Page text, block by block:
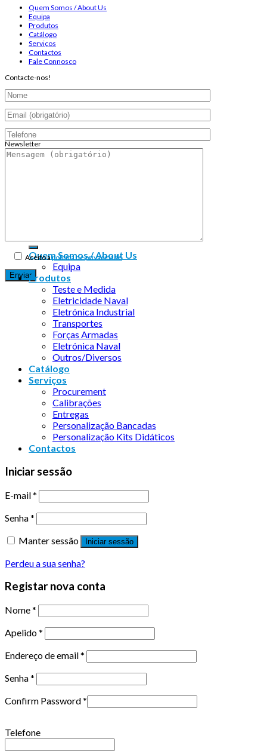
Quem Somos / About Us
Equipa
Produtos
Catálogo
Serviços
Contactos
Fale Connosco
Contacte-nos!
Aceito apolítica de privacidade
Newsletter
Endereço de email:
Quem Somos / About Us
Equipa
Produtos
Teste e Medida
Eletricidade Naval
Eletrónica Industrial
Transportes
Forças Armadas
Eletrónica Naval
Outros/Diversos
Catálogo
Serviços
Procurement
Calibrações
Entregas
Personalização Bancadas
Personalização Kits Didáticos
Contactos
Iniciar sessão
E-mail*
Senha*
Manter sessão
Iniciar sessão
Perdeu a sua senha?
Registar nova conta
Nome*
Apelido*
Endereço de email*
Senha*
Confirm Password*
Telefone